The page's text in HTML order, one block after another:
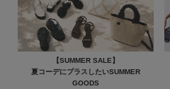
【SUMMER SALE】
夏コーデにプラスしたいSUMMER
GOODS